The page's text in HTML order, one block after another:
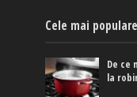
Cele mai populare
De ce
la